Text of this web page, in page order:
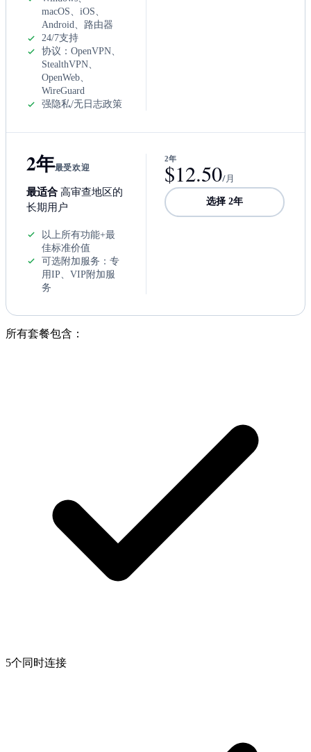
macOS、iOS、
Android、路由器
24/7支持
协议：OpenVPN、
StealthVPN、
OpenWeb、
WireGuard
强隐私/无日志政策
2年最受欢迎
最适合高审查地区的
长期用户
以上所有功能+最
佳标准价值
可选附加服务：专
用IP、VIP附加服
务
2年
$12.50/月
选择 2年
所有套餐包含：
5个同时连接